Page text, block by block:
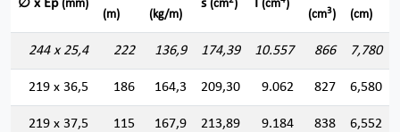
∅ x Ep (mm)
(m) (kg/m)
s (cm ) I (cm )
(cm3) (cm)
244 x 25,4 222 136,9 174,39 10.557 866 7,780
219 x 36,5 186 164,3 209,30 9.062 827 6,580
219 x 37,5 115 167,9 213,89 9.184 838 6,552